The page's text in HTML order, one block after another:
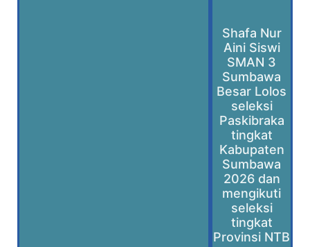
Shafa Nur
Aini Siswi
SMAN 3
Sumbawa
Besar Lolos
seleksi
Paskibraka
tingkat
Kabupaten
Sumbawa
2026 dan
mengikuti
seleksi
tingkat
Provinsi NTB